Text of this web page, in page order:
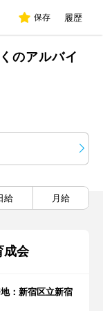
保存 履歴
のアルバイ
給 月給
成会
：新宿区立新宿